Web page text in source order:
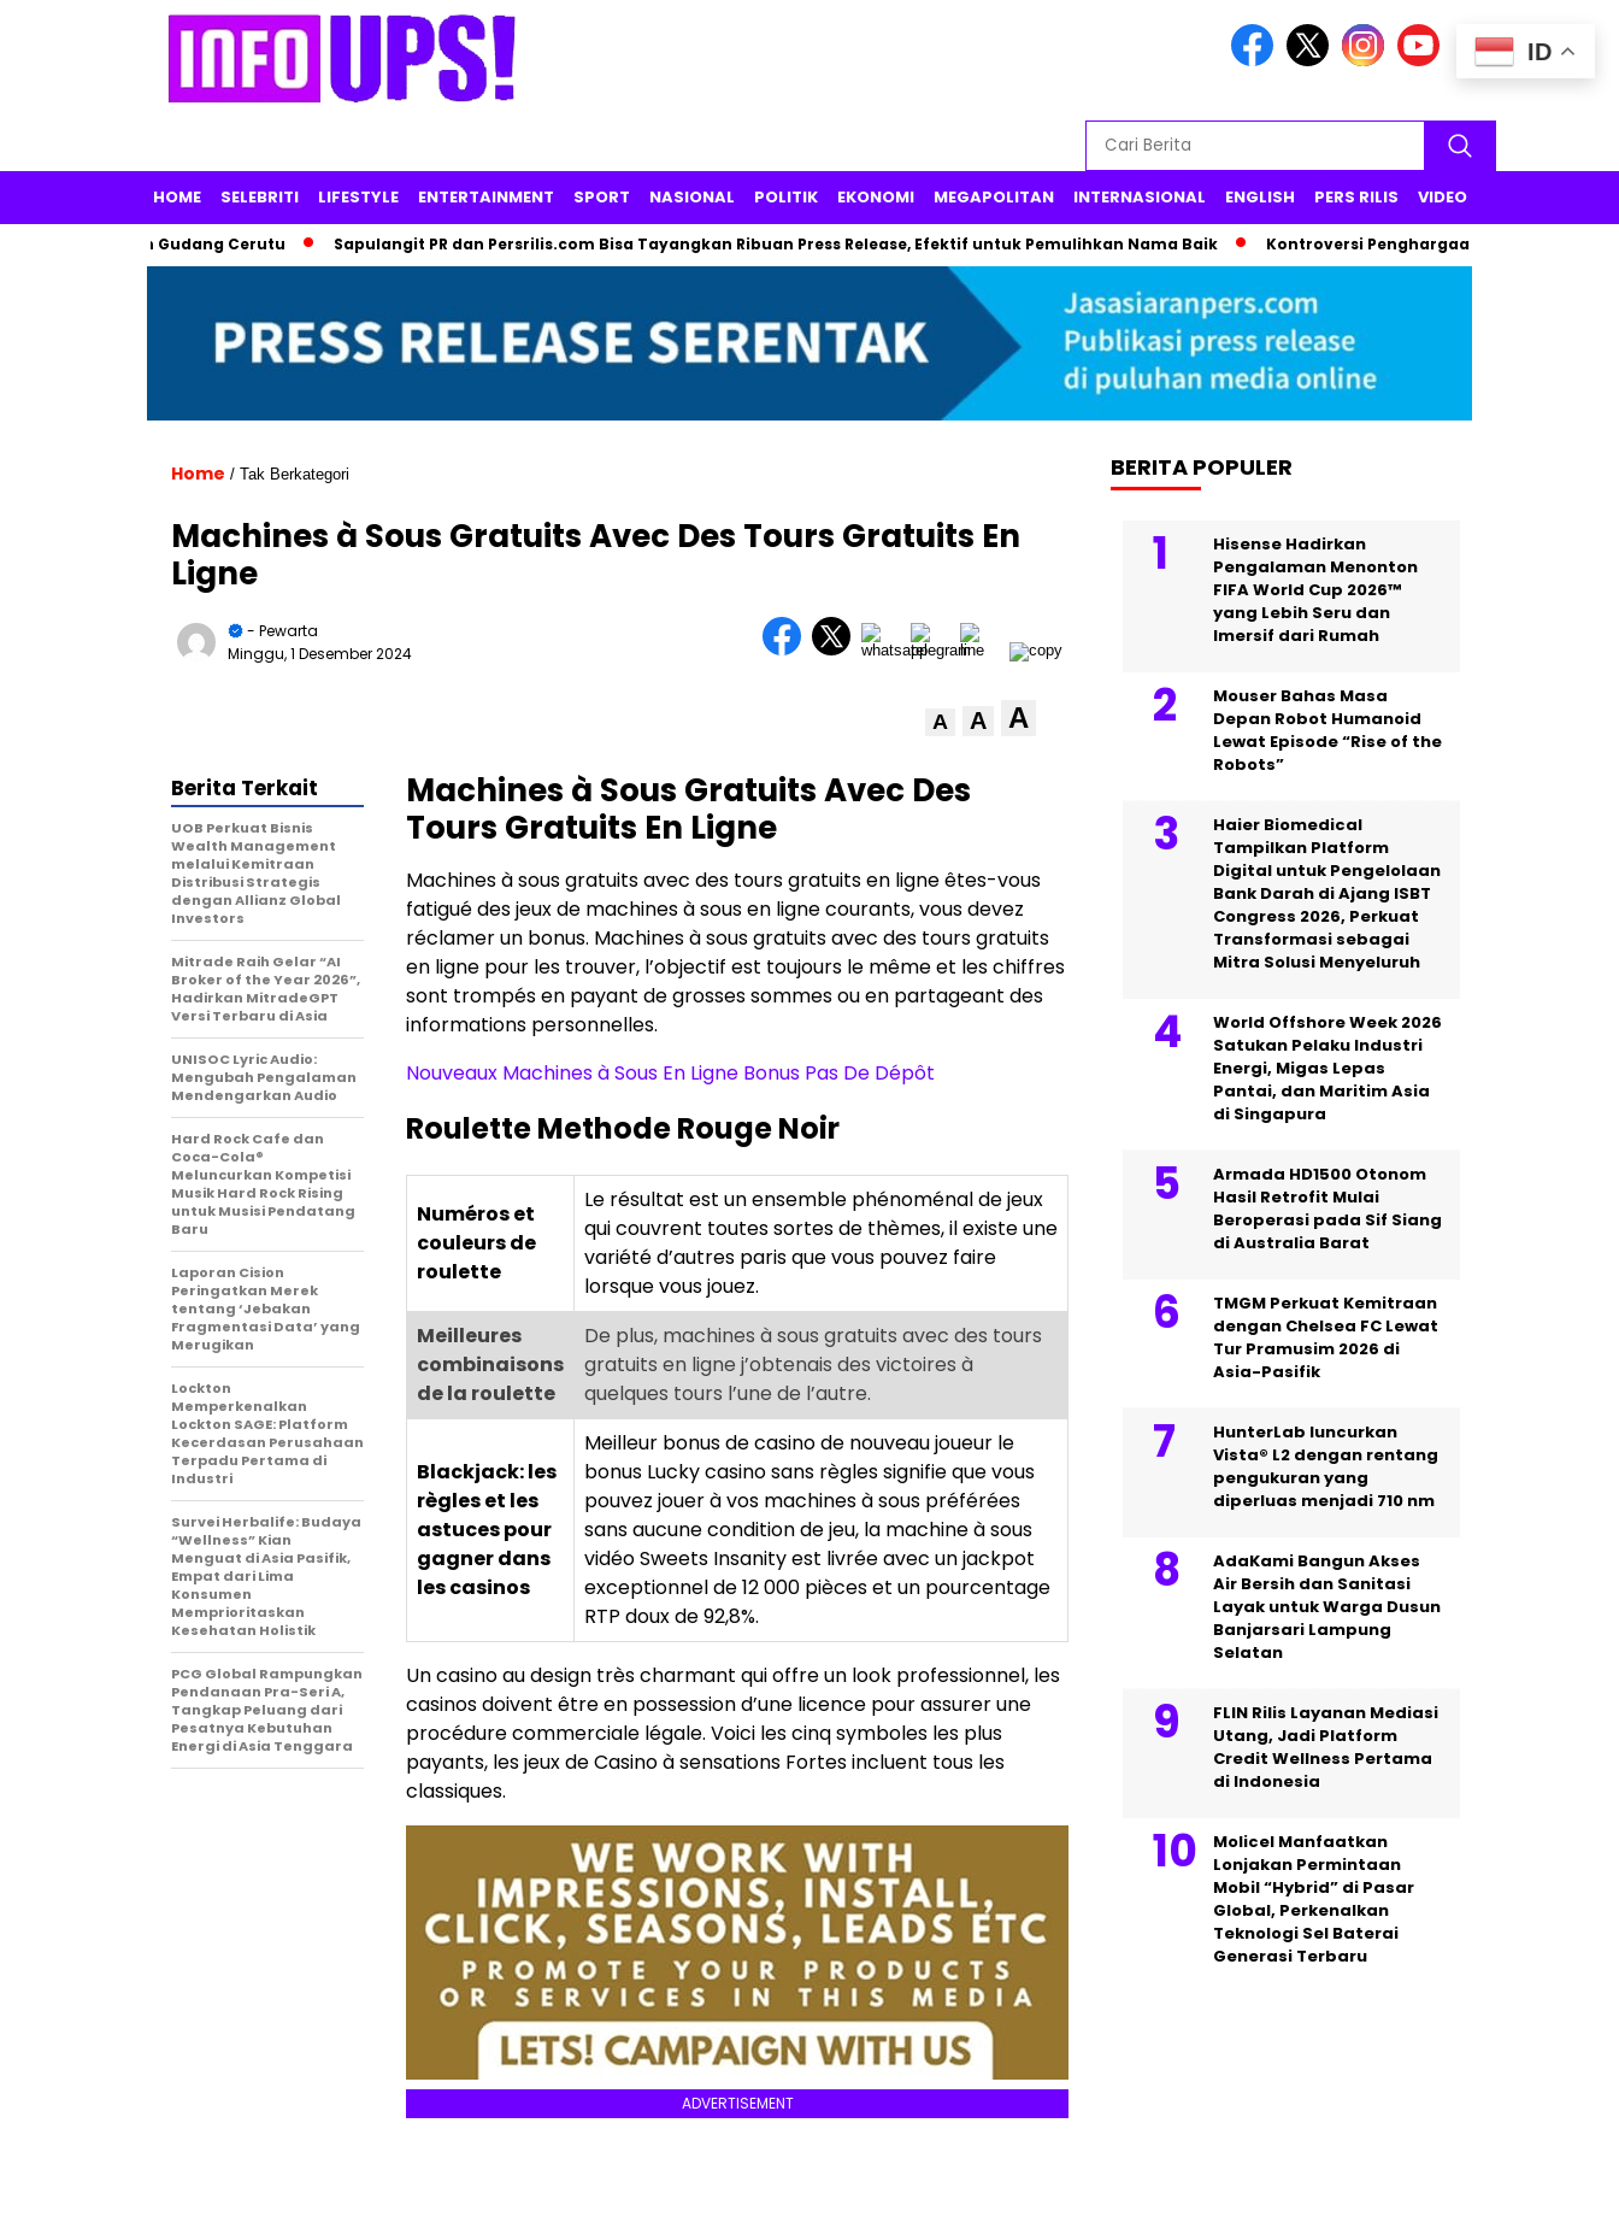
HOME SELEBRITI LIFESTYLE ENTERTAINMENT SPORT NASIONAL POLITIK EKONOMI MEGAPOLITAN INTERNASIONAL ENGLISH PERS RILIS VIDEO
Park, dan Gudang Cerutu Sapulangit PR dan Persrilis.com Bisa Tayangkan Ribuan Press Release, Efektif untuk Pemulihkan Nama Baik Kontroversi Penghargaan Syahrini di Cannes
Home / Tak Berkategori
Machines à Sous Gratuits Avec Des Tours Gratuits En
Ligne
- Pewarta
Minggu, 1 Desember 2024
A A A
Machines à Sous Gratuits Avec Des
Tours Gratuits En Ligne
Machines à sous gratuits avec des tours gratuits en ligne êtes-vous
fatigué des jeux de machines à sous en ligne courants, vous devez
réclamer un bonus. Machines à sous gratuits avec des tours gratuits
en ligne pour les trouver, l’objectif est toujours le même et les chiffres
sont trompés en payant de grosses sommes ou en partageant des
informations personnelles.
Nouveaux Machines à Sous En Ligne Bonus Pas De Dépôt
Roulette Methode Rouge Noir
Numéros et
couleurs de
roulette
Le résultat est un ensemble phénoménal de jeux
qui couvrent toutes sortes de thèmes, il existe une
variété d’autres paris que vous pouvez faire
lorsque vous jouez.
Meilleures
combinaisons
de la roulette
De plus, machines à sous gratuits avec des tours
gratuits en ligne j’obtenais des victoires à
quelques tours l’une de l’autre.
Blackjack: les
règles et les
astuces pour
gagner dans
les casinos
Meilleur bonus de casino de nouveau joueur le
bonus Lucky casino sans règles signifie que vous
pouvez jouer à vos machines à sous préférées
sans aucune condition de jeu, la machine à sous
vidéo Sweets Insanity est livrée avec un jackpot
exceptionnel de 12 000 pièces et un pourcentage
RTP doux de 92,8%.
Un casino au design très charmant qui offre un look professionnel, les
casinos doivent être en possession d’une licence pour assurer une
procédure commerciale légale. Voici les cinq symboles les plus
payants, les jeux de Casino à sensations Fortes incluent tous les
classiques.
ADVERTISEMENT
Berita Terkait
UOB Perkuat Bisnis
Wealth Management
melalui Kemitraan
Distribusi Strategis
dengan Allianz Global
Investors
Mitrade Raih Gelar “AI
Broker of the Year 2026”,
Hadirkan MitradeGPT
Versi Terbaru di Asia
UNISOC Lyric Audio:
Mengubah Pengalaman
Mendengarkan Audio
Hard Rock Cafe dan
Coca-Cola®
Meluncurkan Kompetisi
Musik Hard Rock Rising
untuk Musisi Pendatang
Baru
Laporan Cision
Peringatkan Merek
tentang ‘Jebakan
Fragmentasi Data’ yang
Merugikan
Lockton
Memperkenalkan
Lockton SAGE: Platform
Kecerdasan Perusahaan
Terpadu Pertama di
Industri
Survei Herbalife: Budaya
“Wellness” Kian
Menguat di Asia Pasifik,
Empat dari Lima
Konsumen
Memprioritaskan
Kesehatan Holistik
PCG Global Rampungkan
Pendanaan Pra-Seri A,
Tangkap Peluang dari
Pesatnya Kebutuhan
Energi di Asia Tenggara
BERITA POPULER
Hisense Hadirkan
Pengalaman Menonton
FIFA World Cup 2026™
yang Lebih Seru dan
Imersif dari Rumah
Mouser Bahas Masa
Depan Robot Humanoid
Lewat Episode “Rise of the
Robots”
Haier Biomedical
Tampilkan Platform
Digital untuk Pengelolaan
Bank Darah di Ajang ISBT
Congress 2026, Perkuat
Transformasi sebagai
Mitra Solusi Menyeluruh
World Offshore Week 2026
Satukan Pelaku Industri
Energi, Migas Lepas
Pantai, dan Maritim Asia
di Singapura
Armada HD1500 Otonom
Hasil Retrofit Mulai
Beroperasi pada Sif Siang
di Australia Barat
TMGM Perkuat Kemitraan
dengan Chelsea FC Lewat
Tur Pramusim 2026 di
Asia-Pasifik
HunterLab luncurkan
Vista® L2 dengan rentang
pengukuran yang
diperluas menjadi 710 nm
AdaKami Bangun Akses
Air Bersih dan Sanitasi
Layak untuk Warga Dusun
Banjarsari Lampung
Selatan
FLIN Rilis Layanan Mediasi
Utang, Jadi Platform
Credit Wellness Pertama
di Indonesia
Molicel Manfaatkan
Lonjakan Permintaan
Mobil “Hybrid” di Pasar
Global, Perkenalkan
Teknologi Sel Baterai
Generasi Terbaru
ID